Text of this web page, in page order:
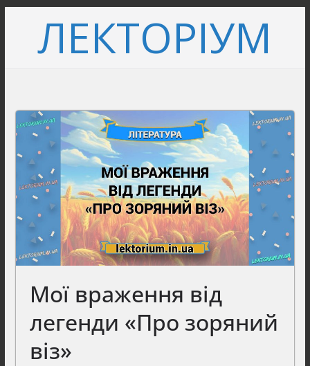
вмістуЛЕКТОРІУМ
Мої враження від
легенди «Про зоряний
віз»